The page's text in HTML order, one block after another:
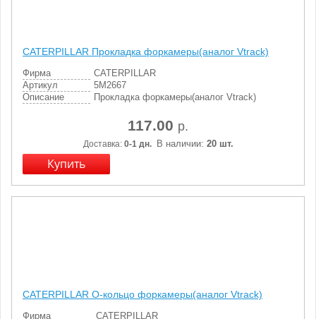
CATERPILLAR Прокладка форкамеры(аналог Vtrack)
Фирма
CATERPILLAR
Артикул
5M2667
Описание
Прокладка форкамеры(аналог Vtrack)
117.00 р.
Доставка: 0-1 дн. В наличии: 20 шт.
CATERPILLAR О-кольцо форкамеры(аналог Vtrack)
Фирма
CATERPILLAR